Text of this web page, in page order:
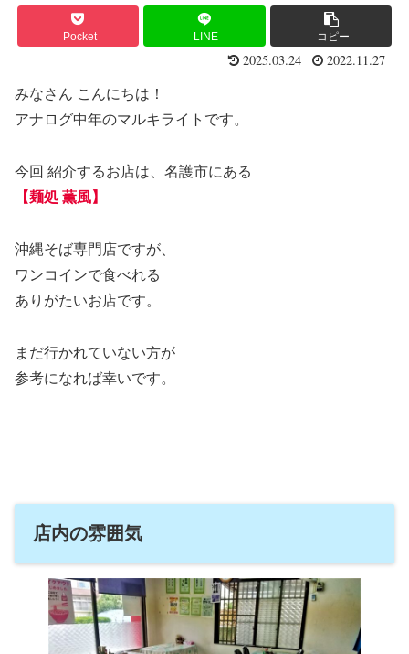
Pocket LINE コピー
2025.03.24 2022.11.27
みなさん こんにちは！
アナログ中年のマルキライトです。
今回 紹介するお店は、名護市にある
【麺処 薫風】
沖縄そば専門店ですが、
ワンコインで食べれる
ありがたいお店です。
まだ行かれていない方が
参考になれば幸いです。
店内の雰囲気